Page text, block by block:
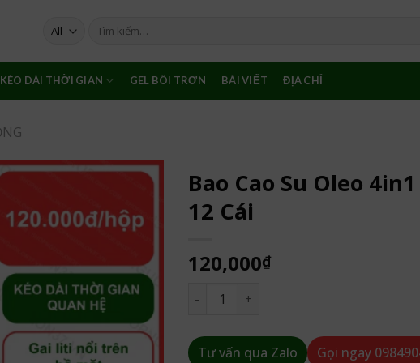
Tìm
KÉO DÀI THỜI GIAN GEL BÔI TRƠN BÀI VIẾT ĐỊA CHỈ
Bao Cao Su Oleo
12 Cái
120,000₫
Bao Cao Su Oleo 4in1 Kéo Dài Thời
Tư vấn qua Zalo Gọi ngay